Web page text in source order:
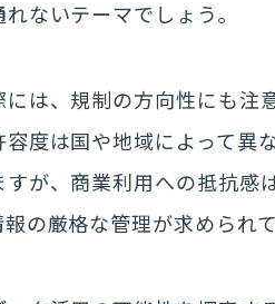
ないテーマでしょう。
は、規制の方向性にも注
度は国や地域によって異
が、商業利用への抵抗感
の厳格な管理が求められて